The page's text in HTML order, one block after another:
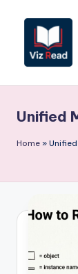
Перейти
содержимому
R
e
R
s
Unified
Home »